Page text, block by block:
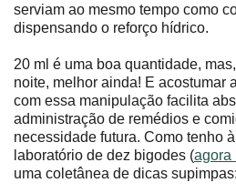
serviam ao mesmo tempo como
dispensando o reforço hídrico.
20 ml é uma boa quantidade,
noite, melhor ainda! E acostumar
com essa manipulação facilita
administração de remédios e
necessidade futura. Como tenho
laboratório de dez bigodes (agora
uma coletânea de dicas supimpas: